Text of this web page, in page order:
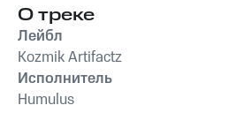
О треке
Лейбл
Kozmik Artifactz
Исполнитель
Humulus